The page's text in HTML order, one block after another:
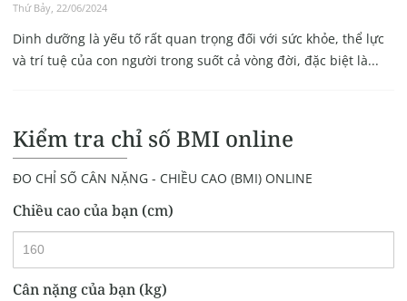
Thứ Bảy, 22/06/2024
Dinh dưỡng là yếu tố rất quan trọng đối với sức khỏe, thể lực
và trí tuệ của con người trong suốt cả vòng đời, đặc biệt là...
Kiểm tra chỉ số BMI online
ĐO CHỈ SỐ CÂN NẶNG - CHIỀU CAO (BMI) ONLINE
Chiều cao của bạn (cm)
Cân nặng của bạn (kg)